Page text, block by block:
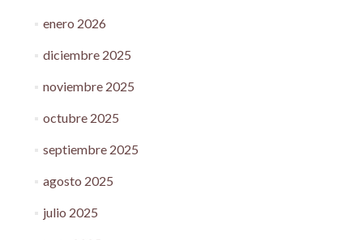
enero 2026
diciembre 2025
noviembre 2025
octubre 2025
septiembre 2025
agosto 2025
julio 2025